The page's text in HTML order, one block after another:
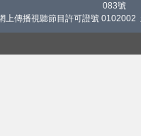
083號
上傳播視聽節目許可證號 0102002